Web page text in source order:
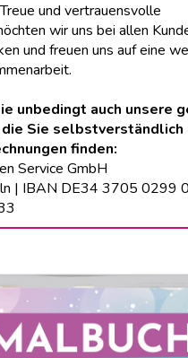
und vertrauensvolle
wir uns bei allen
und freuen uns auf eine
unbedingt auch unsere
Sie selbstverständlich
finden:
Service GmbH
| IBAN DE34 3705 0299